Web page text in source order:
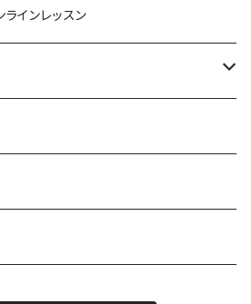
ット
インレッスン